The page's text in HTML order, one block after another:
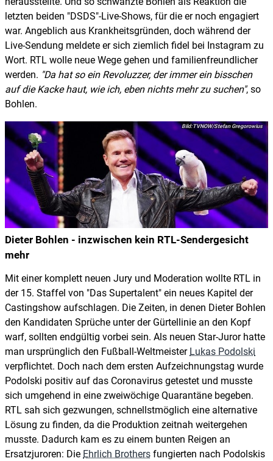
letzten beiden "DSDS"-Live-Shows, für die er noch engagiert
war. Angeblich aus Krankheitsgründen, doch während der
Live-Sendung meldete er sich ziemlich fidel bei Instagram zu
Wort. RTL wolle neue Wege gehen und familienfreundlicher
werden. Da hat so ein Revoluzzer, der immer ein bisschen
auf die Kacke haut, wie ich, eben nichts mehr zu suchen , so
Bohlen.
Dieter Bohlen - inzwischen kein RTL-Sendergesicht
mehr
TVNOW/Stefan Gregorowius
Mit einer komplett neuen Jury und Moderation wollte RTL in
der 15. Staffel von "Das Supertalent" ein neues Kapitel der
Castingshow aufschlagen. Die Zeiten, in denen Dieter Bohlen
den Kandidaten Sprüche unter der Gürtellinie an den Kopf
warf, sollten endgültig vorbei sein. Als neuen Star-Juror hatte
man ursprünglich den Fußball-Weltmeister Lukas Podolski
verpflichtet. Doch nach dem ersten Aufzeichnungstag wurde
Podolski positiv auf das Coronavirus getestet und musste
sich umgehend in eine zweiwöchige Quarantäne begeben.
RTL sah sich gezwungen, schnellstmöglich eine alternative
Lösung zu finden, da die Produktion zeitnah weitergehen
musste. Dadurch kam es zu einem bunten Reigen an
Ersatzjuroren: Die Ehrlich Brothers fungierten nach Podolskis